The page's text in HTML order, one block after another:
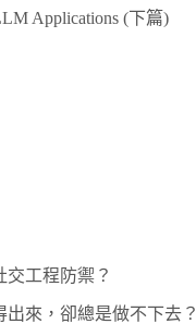
Applications (下篇)
工程防禦？
來，卻總是做不下去？